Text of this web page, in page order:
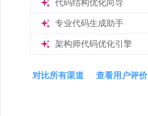
代码结构优化向导
专业代码生成助手
架构师代码优化引擎
对比所有渠道 查看用户评价